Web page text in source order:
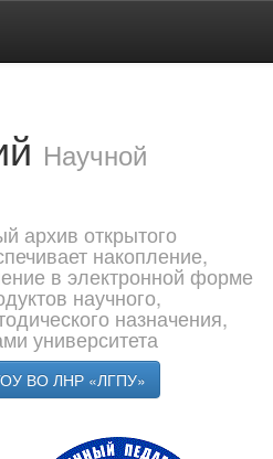
Научной
архив открытого
накопление,
в электронной форме
научного,
назначения,
университета
ВО ЛНР «ЛГПУ»